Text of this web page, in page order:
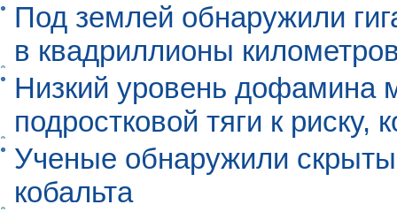
Под землей обнаружили
в квадриллионы
Низкий уровень дофамина
подростковой тяги к риску,
Ученые обнаружили
кобальта